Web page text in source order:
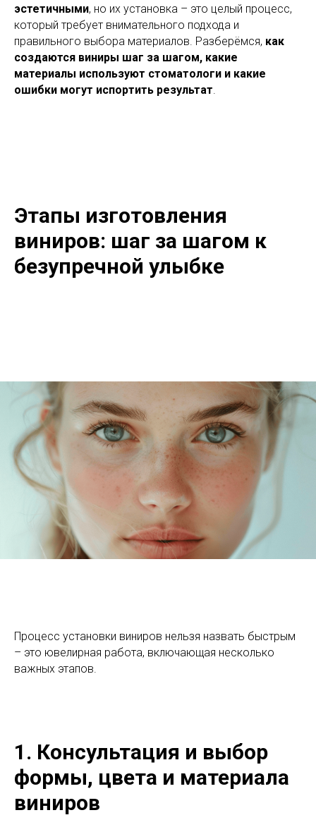
эстетичными, но их установка – это целый процесс,
который требует внимательного подхода и
правильного выбора материалов. Разберёмся, как
создаются виниры шаг за шагом, какие
материалы используют стоматологи и какие
ошибки могут испортить результат.
Этапы изготовления
виниров: шаг за шагом к
безупречной улыбке
Процесс установки виниров нельзя назвать быстрым
– это ювелирная работа, включающая несколько
важных этапов.
1. Консультация и выбор
формы, цвета и материала
виниров